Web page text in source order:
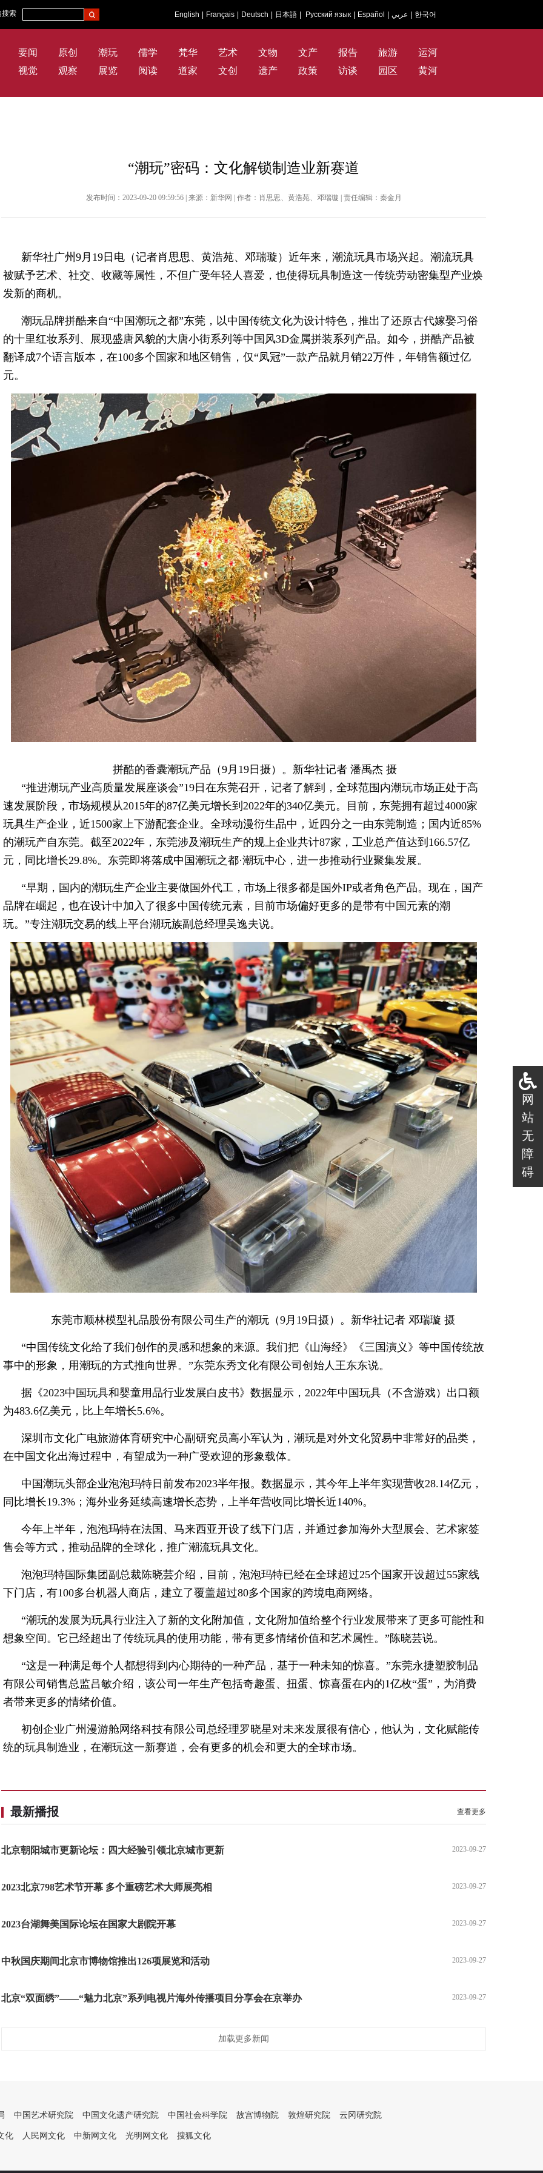
网
站
无
障
碍
搜索 English Français Deutsch 日本語 Русский язык Español عربي 한국어
要闻 原创 潮玩 儒学 梵华 艺术 文物 文产 报告 旅游
运河
视觉
观察 展览 阅读 道家 文创 遗产 政策 访谈 园区 黄河
“潮玩”密码：文化解锁制造业新赛道
发布时间：2023-09-20 09:59:56 | 来源：新华网 | 作者：肖思思、黄浩苑、邓瑞璇 | 责任编辑：秦金月
新华社广州9月19日电（记者肖思思、黄浩苑、邓瑞璇）近年来，潮流玩具市场兴起。潮流玩具
被赋予艺术、社交、收藏等属性，不但广受年轻人喜爱，也使得玩具制造这一传统劳动密集型产业焕
发新的商机。
潮玩品牌拼酷来自“中国潮玩之都”东莞，以中国传统文化为设计特色，推出了还原古代嫁娶习俗
的十里红妆系列、展现盛唐风貌的大唐小街系列等中国风3D金属拼装系列产品。如今，拼酷产品被
翻译成7个语言版本，在100多个国家和地区销售，仅“凤冠”一款产品就月销22万件，年销售额过亿
元。
拼酷的香囊潮玩产品（9月19日摄）。新华社记者 潘禹杰 摄
“推进潮玩产业高质量发展座谈会”19日在东莞召开，记者了解到，全球范围内潮玩市场正处于高
速发展阶段，市场规模从2015年的87亿美元增长到2022年的340亿美元。目前，东莞拥有超过4000家
玩具生产企业，近1500家上下游配套企业。全球动漫衍生品中，近四分之一由东莞制造；国内近85%
的潮玩产自东莞。截至2022年，东莞涉及潮玩生产的规上企业共计87家，工业总产值达到166.57亿
元，同比增长29.8%。东莞即将落成中国潮玩之都·潮玩中心，进一步推动行业聚集发展。
“早期，国内的潮玩生产企业主要做国外代工，市场上很多都是国外IP或者角色产品。现在，国产
品牌在崛起，也在设计中加入了很多中国传统元素，目前市场偏好更多的是带有中国元素的潮
玩。”专注潮玩交易的线上平台潮玩族副总经理吴逸夫说。
东莞市顺林模型礼品股份有限公司生产的潮玩（9月19日摄）。新华社记者 邓瑞璇 摄
“中国传统文化给了我们创作的灵感和想象的来源。我们把《山海经》《三国演义》等中国传统故
事中的形象，用潮玩的方式推向世界。”东莞东秀文化有限公司创始人王东东说。
据《2023中国玩具和婴童用品行业发展白皮书》数据显示，2022年中国玩具（不含游戏）出口额
为483.6亿美元，比上年增长5.6%。
深圳市文化广电旅游体育研究中心副研究员高小军认为，潮玩是对外文化贸易中非常好的品类，
在中国文化出海过程中，有望成为一种广受欢迎的形象载体。
中国潮玩头部企业泡泡玛特日前发布2023半年报。数据显示，其今年上半年实现营收28.14亿元，
同比增长19.3%；海外业务延续高速增长态势，上半年营收同比增长近140%。
今年上半年，泡泡玛特在法国、马来西亚开设了线下门店，并通过参加海外大型展会、艺术家签
售会等方式，推动品牌的全球化，推广潮流玩具文化。
泡泡玛特国际集团副总裁陈晓芸介绍，目前，泡泡玛特已经在全球超过25个国家开设超过55家线
下门店，有100多台机器人商店，建立了覆盖超过80多个国家的跨境电商网络。
“潮玩的发展为玩具行业注入了新的文化附加值，文化附加值给整个行业发展带来了更多可能性和
想象空间。它已经超出了传统玩具的使用功能，带有更多情绪价值和艺术属性。”陈晓芸说。
“这是一种满足每个人都想得到内心期待的一种产品，基于一种未知的惊喜。”东莞永捷塑胶制品
有限公司销售总监吕敏介绍，该公司一年生产包括奇趣蛋、扭蛋、惊喜蛋在内的1亿枚“蛋”，为消费
者带来更多的情绪价值。
初创企业广州漫游舱网络科技有限公司总经理罗晓星对未来发展很有信心，他认为，文化赋能传
统的玩具制造业，在潮玩这一新赛道，会有更多的机会和更大的全球市场。
最新播报 查看更多
北京朝阳城市更新论坛：四大经验引领北京城市更新 2023-09-27
2023北京798艺术节开幕 多个重磅艺术大师展亮相 2023-09-27
2023台湖舞美国际论坛在国家大剧院开幕 2023-09-27
中秋国庆期间北京市博物馆推出126项展览和活动 2023-09-27
北京“双面绣”——“魅力北京”系列电视片海外传播项目分享会在京举办 2023-09-27
加载更多新闻
中国艺术研究院 中国文化遗产研究院 中国社会科学院 故宫博物院 敦煌研究院 云冈研究院
化 人民网文化 中新网文化 光明网文化 搜狐文化